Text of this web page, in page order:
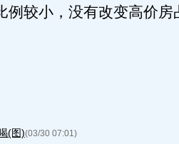
例较小，没有改变高价房
(图)(03/30 07:01)